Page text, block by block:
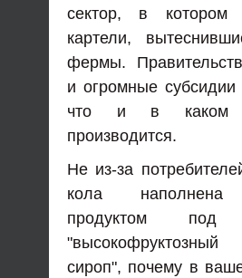
сектор, в котором
картели,
фермы.
и огромные субсидии
что и в каком
производится.
Не из-за
кола наполнена
продуктом под
"высокофруктозный
сироп", почему в